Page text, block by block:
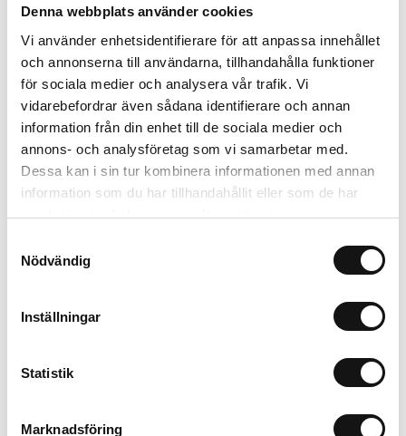
Denna webbplats använder cookies
Vi använder enhetsidentifierare för att anpassa innehållet
och annonserna till användarna, tillhandahålla funktioner
för sociala medier och analysera vår trafik. Vi
vidarebefordrar även sådana identifierare och annan
information från din enhet till de sociala medier och
annons- och analysföretag som vi samarbetar med.
Dessa kan i sin tur kombinera informationen med annan
information som du har tillhandahållit eller som de har
samlat in när du har använt deras tjänster.
Nödvändig
Inställningar
Statistik
Marknadsföring
Relaterade produkter
Vermiculite 3L
Finns i lager